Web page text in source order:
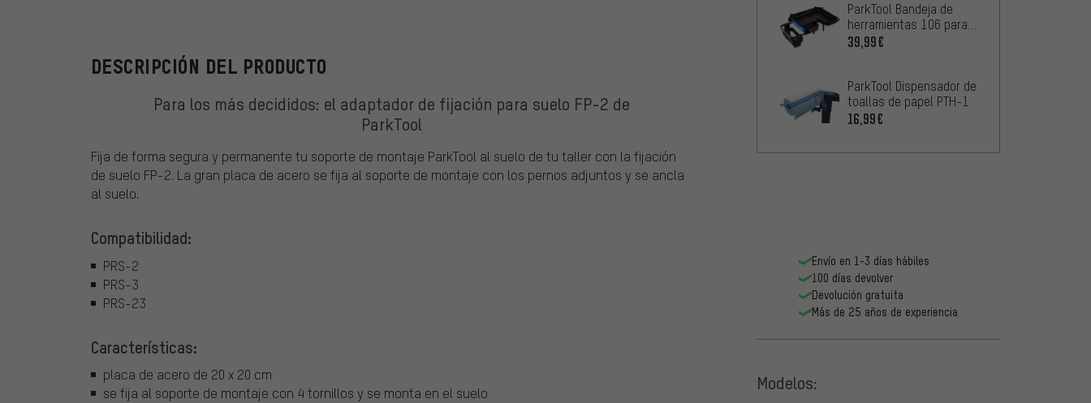
DESCRIPCIÓN DEL PRODUCTO
Para los más decididos: el adaptador de fijación para suelo FP-2 de
ParkTool
Fija de forma segura y permanente tu soporte de montaje ParkTool al suelo de tu taller con la fijación
de suelo FP-2. La gran placa de acero se fija al soporte de montaje con los pernos adjuntos y se ancla
al suelo.
Compatibilidad:
PRS-2
PRS-3
PRS-23
Características:
placa de acero de 20 x 20 cm
se fija al soporte de montaje con 4 tornillos y se monta en el suelo
ParkTool Bandeja de
herramientas 106 para
PRS-15 / PCS-4-1/2 /
39,99€
ParkTool Dispensador de
toallas de papel PTH-1
16,99€
Envío en 1-3 días hábiles
100 días devolver
Devolución gratuita
Más de 25 años de experiencia
Modelos: